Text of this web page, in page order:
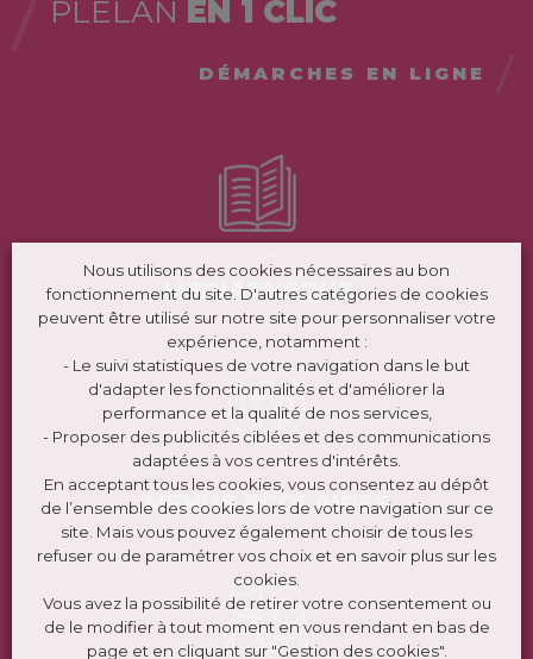
PLÉLAN EN 1 CLIC
DÉMARCHES EN LIGNE
MÉDIATHÈQUE
MENUS SCOLAIRES
Nous utilisons des cookies nécessaires au bon
fonctionnement du site. D'autres catégories de cookies
peuvent être utilisé sur notre site pour personnaliser votre
expérience, notamment :
- Le suivi statistiques de votre navigation dans le but
d'adapter les fonctionnalités et d'améliorer la
performance et la qualité de nos services,
- Proposer des publicités ciblées et des communications
adaptées à vos centres d'intérêts.
En acceptant tous les cookies, vous consentez au dépôt
de l’ensemble des cookies lors de votre navigation sur ce
site. Mais vous pouvez également choisir de tous les
refuser ou de paramétrer vos choix et en savoir plus sur les
cookies.
Vous avez la possibilité de retirer votre consentement ou
de le modifier à tout moment en vous rendant en bas de
page et en cliquant sur "Gestion des cookies".